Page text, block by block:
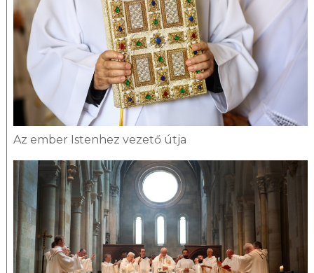
Az ember Istenhez vezető útja